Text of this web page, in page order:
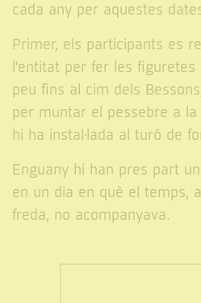
cada any per aquestes
Primer, els participants es
l'entitat per fer les figuretes
peu fins al cim dels
per muntar el pessebre a la
hi ha instal·lada al turó de
Enguany hi han pres part
en un dia en què el temps,
freda, no acompanyava.